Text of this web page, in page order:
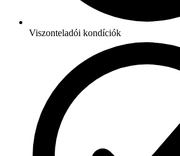
Viszonteladói kondíciók